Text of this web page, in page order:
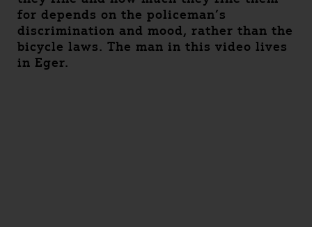
for depends on the policeman’s
discrimination and mood, rather than the
bicycle laws. The man in this video lives
in Eger.